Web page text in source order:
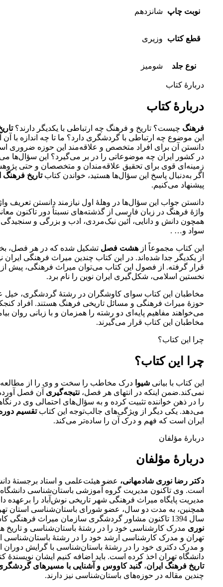
نوبت چاپ شانزدهم
قطع کتاب وزیری
نوع جلد شومیز
دربارۀ کتاب
دربارۀ کتاب
فرهنگ چیست؟ تاریخ و فرهنگ چه ارتباطی با یکدیگر دارند؟
این موضوع چه ارتباطی با گردشگری دارد؟ ما تا چه اندازه با آن
دانستن آن برای افراد متخصص و علاقه‌مند این حوزه ضروری
در کشور ایران چه موضوعاتی را در بر می‌گیرد؟ این سؤال‌ها
زمینه‌ای قوی برای تحقیق علاقه‌مندان و متخصصان و حتی
اگر به‌دنبال پاسخ این سؤال‌ها هستید، خواندن کتابتاریخ فرهنگ
پیشنهاد می‌کنیم.
دانستن جواب این سؤال‌ها در وهلۀ اول نیازمند دانستن تعریف
واژۀ فرهنگ در زبان فارسی از گذشته‌های نسبتاً دور تاکنون
همچون دانش و دانایی، آئین نیک‌مردی، ادب و بزرگی و سنجیدگی،
سواد و… .
این کتاب مجموعاً از هشت فصل تشکیل شده که در هر فصل،
از یکدیگر جدا شده‌اند. در این کتاب چندین میراث فرهنگی
قرار گرفته. از فصول این کتاب می‌توان میراث فرهنگی، پیش از
نخستین اسلامی، شکل‌گیری ایران نوین را نام برد.
مخاطبان این کتاب سوای کاوشگران در رشتۀ گردشگری، خیل
حوزۀ میراث فرهنگی و مسائل تاریخی فرهنگ هستند. افراد
می‌خواهند مفاهیم پایه‌ای دو رشته را همزمان و با زبانی روان
مخاطبان این کتاب قرار می‌گیرند.
چرا این کتاب؟
چرا این کتاب؟
این کتاب با بیانی شیوا درک مخاطب را سخت و وی را از
نمی‌کند.ضمن اینکه در انتهای هر فصل، نتیجه‌گیری آن فصل
را در ذهن خواننده تثبیت کرده و به سؤال‌های احتمالی وی در
می‌دهد. یکی دیگر از ویژگی‌های جالب‌توجه این کتاب تقسیم
ایران است که فهم و درک آن را ساده‌تر می‌کند.
دربارۀ مؤلفان
دربارۀ مؤلفان
دکتر رضا نوری شادمهانی، عضو هیئت‌علمی و استاد برجستۀ
است. وی تاکنون مدیریت گروه آموزشی باستان‌شناسی دانشگاه
مدیریت پایگاه میراث فرهنگی شهر تاریخی نوش‌­آباد را برعهده
همچنین، به مدت دو سال، عضو شورای باستان­‌شناسی استان
سال 1394 تاکنون مشاور گردشگری سازمان میراث فرهنگی کاشان است. دکتر
نوری مدرک کارشناسی خود را در رشتۀ باستان‌شناسی و تاریخ
تهران و مدرک کارشناسی ارشد خود را در رشتۀ باستان‌شناسی
و مدرک دکتری خود را در رشتۀ باستان‌شناسی با گرایش دوران
دانشگاه تهران اخذ کرده است. باید اضافه کنیم ایشان نویسندۀ
تاریخ فرهنگ ایران،گنبد کاووس و آشنایی با مسیر‌های
چندین مقاله در حوزه‌های باستان‌شناسی نیز دارند.